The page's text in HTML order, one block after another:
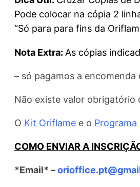
Pode colocar na cópia 2
“Só para para fins da
Nota Extra: As cópias
– só pagamos a
Não existe valor obrigatório
O Kit Oriflame e o Programa
COMO ENVIAR A
*Email* –o